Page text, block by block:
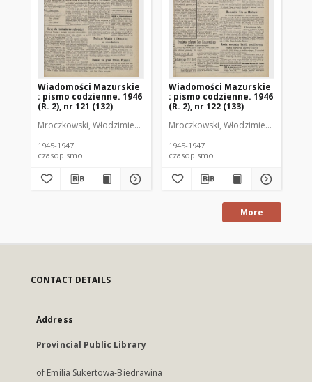
Wiadomości Mazurskie
: pismo codzienne. 1946
(R. 2), nr 121 (132)
Mroczkowski, Włodzimierz (1902-1971). Redaktor
1945-1947
czasopismo
Wiadomości Mazurskie
: pismo codzienne. 1946
(R. 2), nr 122 (133)
Mroczkowski, Włodzimierz (1902-
1945-1947
czasopismo
More
CONTACT DETAILS
Address
Provincial Public Library
of Emilia Sukertowa-Biedrawina